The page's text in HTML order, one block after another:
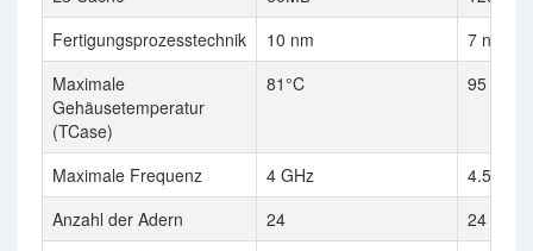
Fertigungsprozesstechnik
10 nm
7 nm
Maximale
Gehäusetemperatur
(TCase)
81°C 95 °C
Maximale Frequenz 4 GHz
4.5 GHz
Anzahl der Adern
24
24